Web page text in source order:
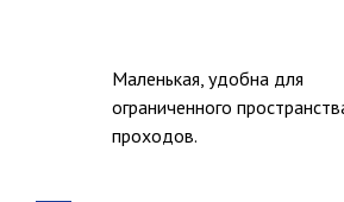
Маленькая, удобна для
ограниченного
проходов.